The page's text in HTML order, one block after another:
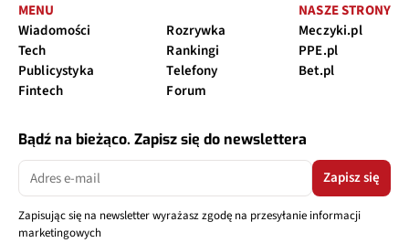
MENU
Wiadomości
Tech
Publicystyka
Fintech
Rozrywka
Rankingi
Telefony
Forum
NASZE STRONY
Meczyki.pl
PPE.pl
Bet.pl
Bądź na bieżąco. Zapisz się do newslettera
Zapisz się
Zapisując się na newsletter wyrażasz zgodę na przesyłanie informacji
marketingowych